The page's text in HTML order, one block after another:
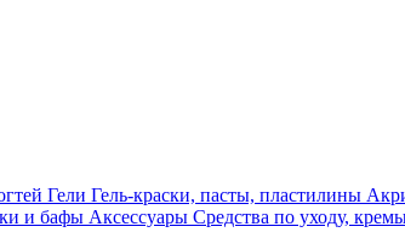
Гели Гель-краски, пасты, пластилины
и бафы Аксессуары Средства по уходу,